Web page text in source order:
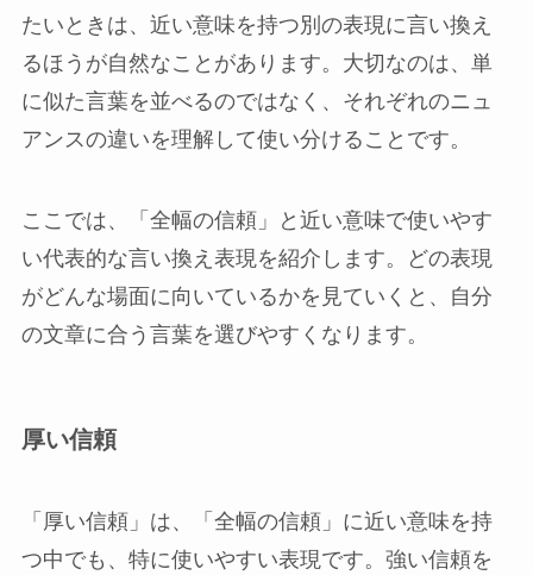
たいときは、近い意味を持つ別の表現に言い換え
るほうが自然なことがあります。大切なのは、単
に似た言葉を並べるのではなく、それぞれのニュ
アンスの違いを理解して使い分けることです。
ここでは、「全幅の信頼」と近い意味で使いやす
い代表的な言い換え表現を紹介します。どの表現
がどんな場面に向いているかを見ていくと、自分
の文章に合う言葉を選びやすくなります。
厚い信頼
「厚い信頼」は、「全幅の信頼」に近い意味を持
つ中でも、特に使いやすい表現です。強い信頼を